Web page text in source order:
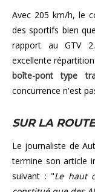
Avec 205 km/h, le
des sportifs bien
rapport au GTV
excellente
boîte-pont type
concurrence n'est
SUR LA ROUTE
Le journaliste de
termine son article
suivant : "Le haut